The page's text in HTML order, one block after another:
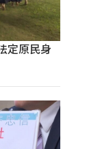
定原民身